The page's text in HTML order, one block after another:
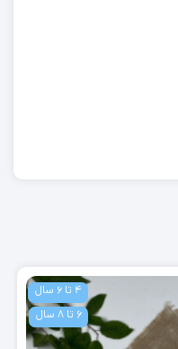
4 تا 6 سال
6 تا 8 سال